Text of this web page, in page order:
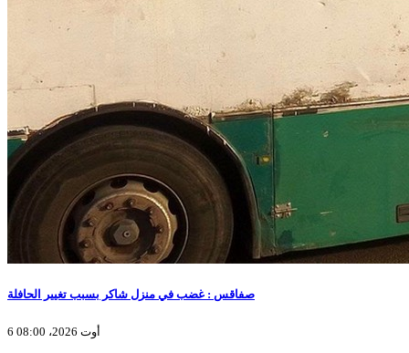
صفاقس : غضب في منزل شاكر بسبب تغيير الحافلة
6 أوت 2026، 08:00